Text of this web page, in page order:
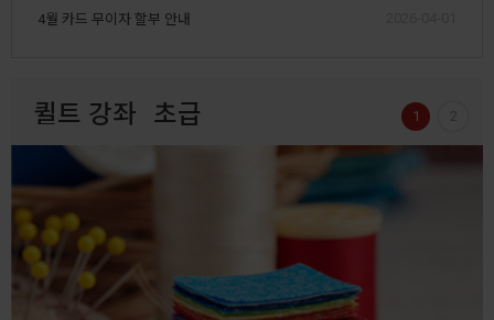
4월 카드 무이자 할부 안내
퀼트 강좌 초급 1